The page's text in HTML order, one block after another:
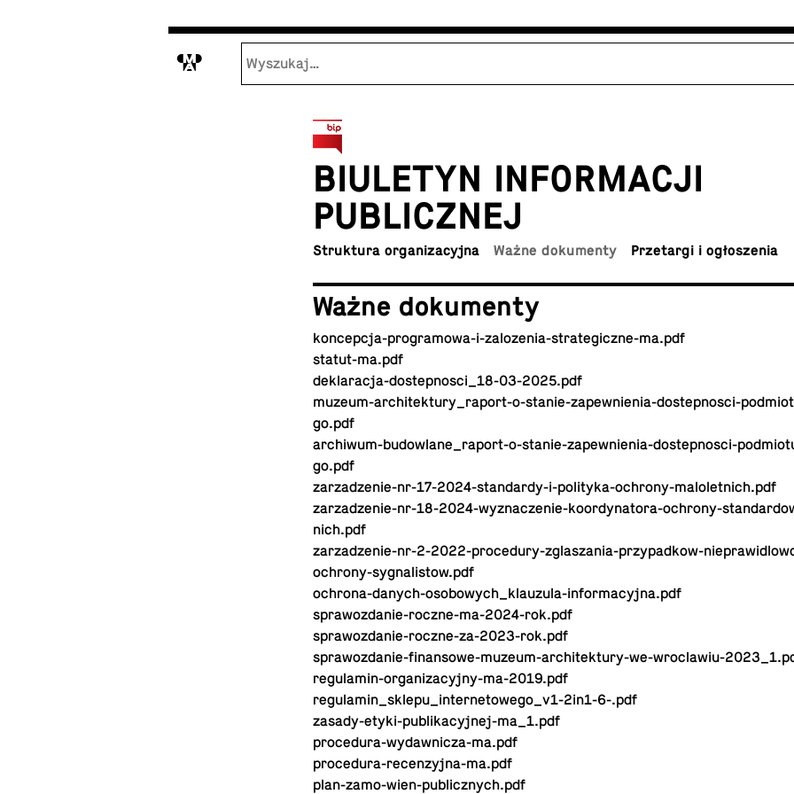
M
BIU­LE­TYN IN­FOR­MA­CJI
PUBLICZNEJ
Struk­tu­ra organizacyjna Ważne dokumenty Prze­tar­gi i ogłoszenia
Ważne dokumenty
kon­cep­cja-pro­gra­mo­wa-i-za­lo­ze­nia-stra­te­gicz­ne-ma.pdf
sta­tut-ma.pdf
de­kla­ra­cja-do­step­no­sci­_18-03-2025.pdf
mu­zeum-ar­chi­tek­tu­ry­_ra­port-o-sta­nie-za­pew­nie­nia-do­step­no­sci-
go.pdf
ar­chi­wum-bu­dow­la­ne­_ra­port-o-sta­nie-za­pew­nie­nia-do­step­no­sci-
go.pdf
za­rza­dze­nie-nr-17-2024-stan­dar­dy-i-po­li­ty­ka-ochro­ny-ma­lo­let­nich.pdf
za­rza­dze­nie-nr-18-2024-wy­zna­cze­nie-ko­or­dy­na­to­ra-ochro­ny-
nich.pdf
za­rza­dze­nie-nr-2-2022-pro­ce­du­ry-zgla­sza­nia-przy­pad­kow-
ochro­ny-sy­gna­li­stow.pdf
ochro­na-da­nych-oso­bo­wych_klau­zu­la-in­for­ma­cyj­na.pdf
spra­woz­da­nie-rocz­ne-ma-2024-rok.pdf
spra­woz­da­nie-rocz­ne-za-2023-rok.pdf
spra­woz­da­nie-fi­nan­so­we-mu­zeum-ar­chi­tek­tu­ry-we-wroc­la­wiu-
re­gu­la­min-or­ga­ni­za­cyj­ny-ma-2019.pdf
re­gu­la­min_skle­pu­_in­ter­ne­to­we­go­_­v1-2i­n1-6-.pdf
za­sa­dy-ety­ki-pu­bli­ka­cyj­nej-ma­_1.pdf
pro­ce­du­ra-wy­daw­ni­cza-ma.pdf
pro­ce­du­ra-re­cen­zyj­na-ma.pdf
plan-za­mo-wien-pu­blicz­nych.pdf